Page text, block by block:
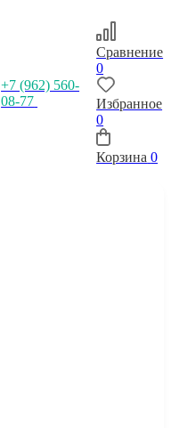
+7 (962) 560-
08-77
Сравнение
0
Избранное
0
Корзина 0